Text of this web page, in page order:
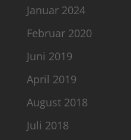
Januar 2024
Februar 2020
Juni 2019
April 2019
August 2018
Juli 2018